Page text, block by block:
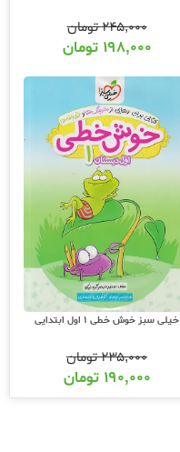
۲۴۵,۰۰۰تومان
۱۹۸,۰۰۰ تومان
خیلی سبز خوش خطی 1 اول ابتدایی
۲۳۵,۰۰۰تومان
۱۹۰,۰۰۰ تومان